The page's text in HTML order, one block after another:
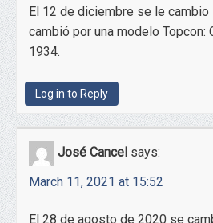
El 12 de diciembre se le cambio
cambió por una modelo Topcon:
1934.
Log in to Reply
José Cancel says:
March 11, 2021 at 15:52
El 28 de agosto de 2020 se